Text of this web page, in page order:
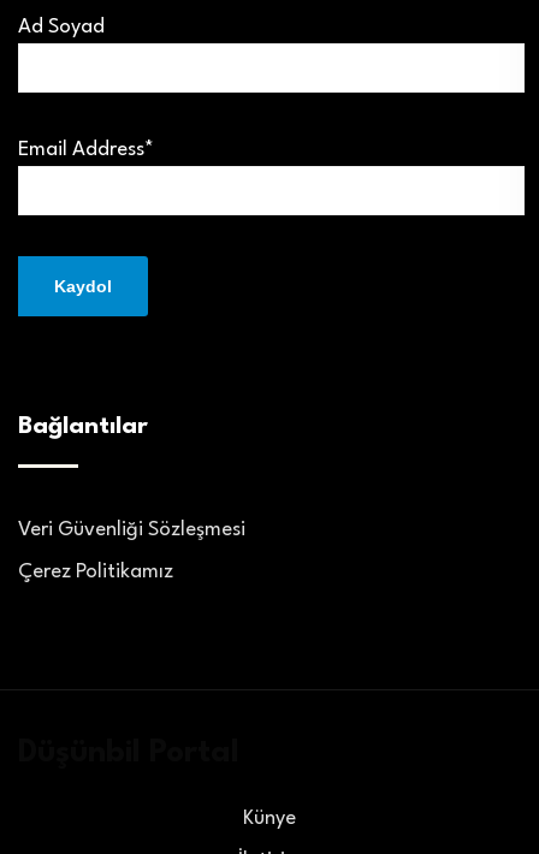
Ad Soyad
Email Address*
Bağlantılar
Veri Güvenliği Sözleşmesi
Çerez Politikamız
Künye